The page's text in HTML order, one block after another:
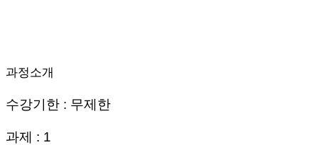
과정소개
수강기한 : 무제한
과제 : 1